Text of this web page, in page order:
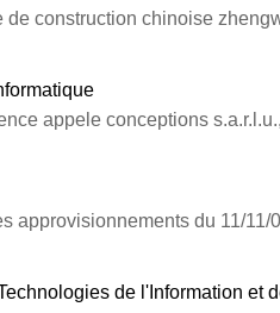
construction chinoise
appele conceptions s.a.r.l.u.,
approvisionnements du 11/11/
de l'Information et